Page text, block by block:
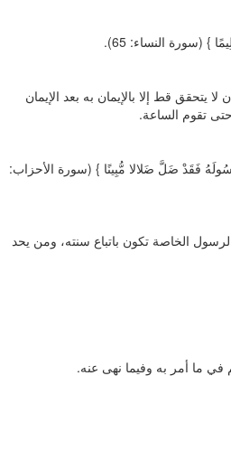
(سورة النساء: 65).
يتحقق قط إلا بالإيمان به بعد الإيمان
تقوم الساعة.
فَقَدْ ضَلَّ ضَلالا مُّبِينًا } (سورة الأحزاب:
الخاصة تكون باتباع سنته، ومن يحد
في ما أمر به وفيما نهى عنه.